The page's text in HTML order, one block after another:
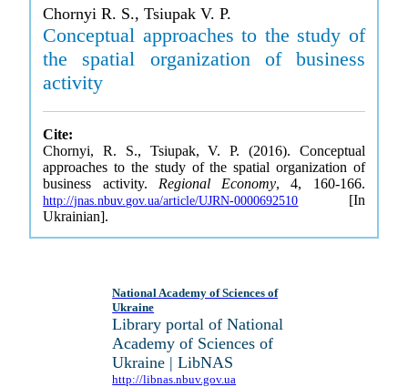
Chornyi R. S., Tsiupak V. P.
Conceptual approaches to the study of
the spatial organization of business
activity
Cite:
Chornyi, R. S., Tsiupak, V. P. (2016). Conceptual
approaches to the study of the spatial organization of
business activity. Regional Economy, 4, 160-166.
http://jnas.nbuv.gov.ua/article/UJRN-0000692510 [In
Ukrainian].
National Academy of Sciences of
Ukraine
Library portal of National
Academy of Sciences of
Ukraine | LibNAS
http://libnas.nbuv.gov.ua